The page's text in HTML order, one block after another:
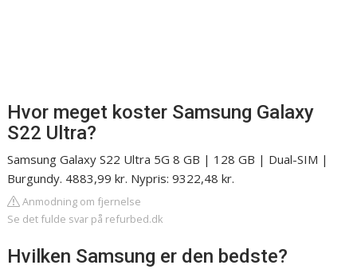
Hvor meget koster Samsung Galaxy
S22 Ultra?
Samsung Galaxy S22 Ultra 5G 8 GB | 128 GB | Dual-SIM |
Burgundy. 4883,99 kr. Nypris: 9322,48 kr.
Anmodning om fjernelse
Se det fulde svar på refurbed.dk
Hvilken Samsung er den bedste?